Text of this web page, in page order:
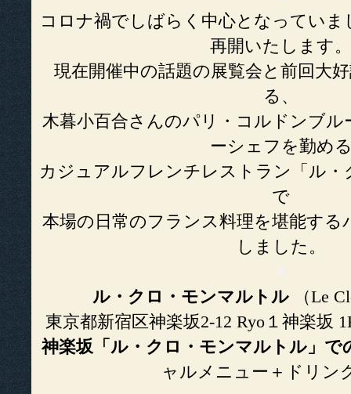
コロナ禍でしばらく中心となってい
再開いたします。
現在開催中の話題の展覧会と前回大
る、
木暮小百合さんのパリ・コルドンブル
ーシェフを勤め
カジュアルフレンチレストラン「ル
で
本場の日常のフランス料理を堪能する
しました。
ル・クロ・モンマルトル
（Le
東京都新宿区神楽坂2-12 Ryo１神楽坂
神楽坂「ル・クロ・モンマルトル」
ャルメニュー＋ドリン